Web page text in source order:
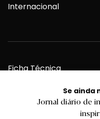
Se ainda
Jornal diário de
Internacional
Ficha Técnica
Assinaturas